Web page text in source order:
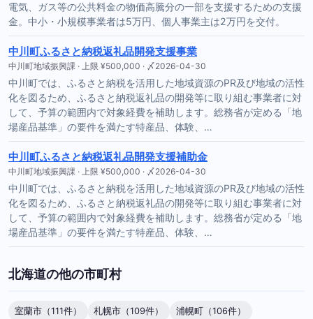
電気、ガス等の公共料金の物価高騰分の一部を支援するための支援
金。中小・小規模事業者は5万円、個人事業主は2万円を交付。
中川町ふるさと納税返礼品開発支援事業
中川町地域振興課 · 上限 ¥500,000 · 〆2026-04-30
中川町では、ふるさと納税を活用した地域資源のPR及び地域の活性
化を図るため、ふるさと納税返礼品の開発等に取り組む事業者に対
して、予算の範囲内で対象経費を補助します。総務省が定める「地
場産品基準」の要件を満たす特産品、体験、…
中川町ふるさと納税返礼品開発支援補助金
中川町地域振興課 · 上限 ¥500,000 · 〆2026-04-30
中川町では、ふるさと納税を活用した地域資源のPR及び地域の活性
化を図るため、ふるさと納税返礼品の開発等に取り組む事業者に対
して、予算の範囲内で対象経費を補助します。総務省が定める「地
場産品基準」の要件を満たす特産品、体験、…
北海道の他の市町村
室蘭市（111件） 札幌市（109件）
浦幌町（106件）